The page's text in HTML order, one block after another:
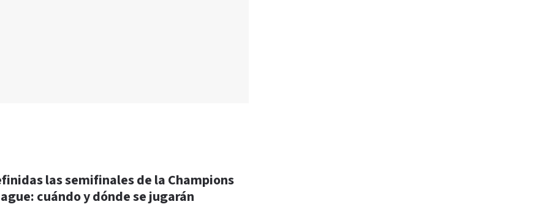
las semifinales de la Champions
cuándo y dónde se jugarán